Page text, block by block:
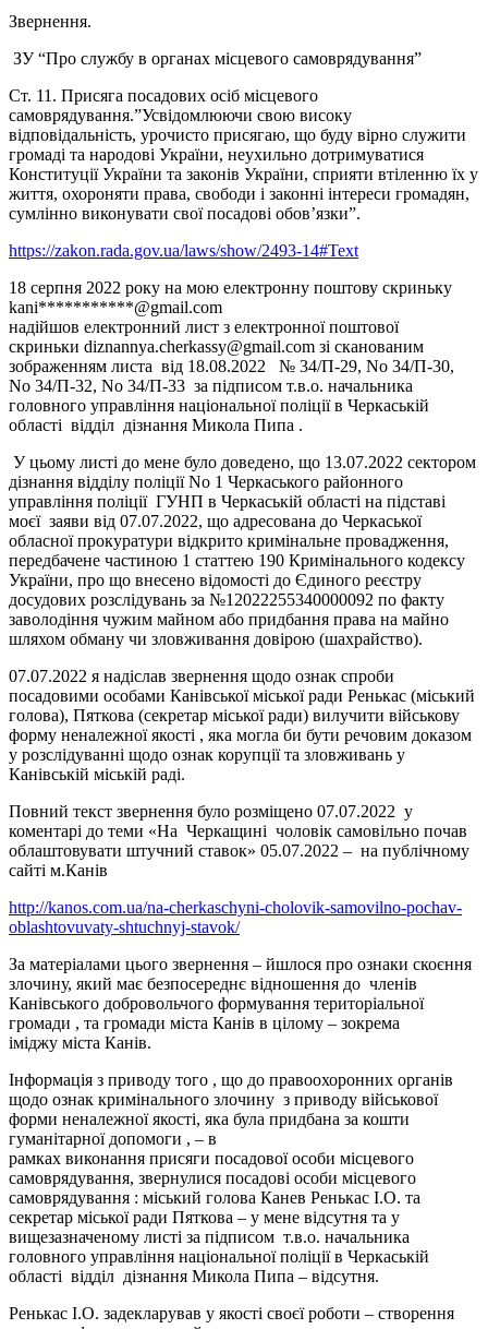
Звернення.
ЗУ “Про службу в органах місцевого самоврядування”
Ст. 11. Присяга посадових осіб місцевого
самоврядування.”Усвідомлюючи свою високу
відповідальність, урочисто присягаю, що буду вірно служити
громаді та народові України, неухильно дотримуватися
Конституції України та законів України, сприяти втіленню їх у
життя, охороняти права, свободи і законні інтереси громадян,
сумлінно виконувати свої посадові обов’язки”.
https://zakon.rada.gov.ua/laws/show/2493-14#Text
18 серпня 2022 року на мою електронну поштову скриньку
kani***********@gmail.com
надійшов електронний лист з електронної поштової
скриньки diznannya.cherkassy@gmail.com зі сканованим
зображенням листа від 18.08.2022 № 34/П-29, No 34/П-30,
No 34/П-32, No 34/П-33 за підписом т.в.о. начальника
головного управління національної поліції в Черкаській
області відділ дізнання Микола Пипа .
У цьому листі до мене було доведено, що 13.07.2022 сектором
дізнання відділу поліції No 1 Черкаського районного
управління поліції ГУНП в Черкаській області на підставі
моєї заяви від 07.07.2022, що адресована до Черкаської
обласної прокуратури відкрито кримінальне провадження,
передбачене частиною 1 статтею 190 Кримінального кодексу
України, про що внесено відомості до Єдиного реєстру
досудових розслідувань за №12022255340000092 по факту
заволодіння чужим майном або придбання права на майно
шляхом обману чи зловживання довірою (шахрайство).
07.07.2022 я надіслав звернення щодо ознак спроби
посадовими особами Канівської міської ради Ренькас (міський
голова), Пяткова (секретар міської ради) вилучити військову
форму неналежної якості , яка могла би бути речовим доказом
у розслідуванні щодо ознак корупції та зловживань у
Канівській міській раді.
Повний текст звернення було розміщено 07.07.2022 у
коментарі до теми «На Черкащині чоловік самовільно почав
облаштовувати штучний ставок» 05.07.2022 – на публічному
сайті м.Канів
http://kanos.com.ua/na-cherkaschyni-cholovik-samovilno-pochav-
oblashtovuvaty-shtuchnyj-stavok/
За матеріалами цього звернення – йшлося про ознаки скоєння
злочину, який має безпосереднє відношення до членів
Канівського добровольчого формування територіальної
громади , та громади міста Канів в цілому – зокрема
іміджу міста Канів.
Інформація з приводу того , що до правоохоронних органів
щодо ознак кримінального злочину з приводу військової
форми неналежної якості, яка була придбана за кошти
гуманітарної допомоги , – в
рамках виконання присяги посадової особи місцевого
самоврядування, звернулися посадові особи місцевого
самоврядування : міський голова Канев Ренькас І.О. та
секретар міської ради Пяткова – у мене відсутня та у
вищезазначеному листі за підписом т.в.о. начальника
головного управління національної поліції в Черкаській
області відділ дізнання Микола Пипа – відсутня.
Ренькас І.О. задекларував у якості своєї роботи – створення